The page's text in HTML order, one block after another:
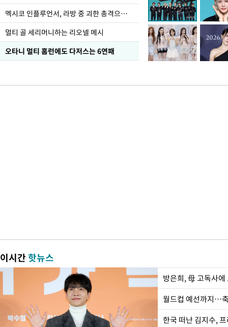
멕시코 인플루언서, 라방 중 괴한 총격으로 사망
멀티 골 세리머니하는 리오넬 메시
오타니 멀티 홈런에도 다저스는 6연패
이시간핫뉴스
방은희, 母 고독사
월드컵 예선까지…
한국 떠난 김지수,